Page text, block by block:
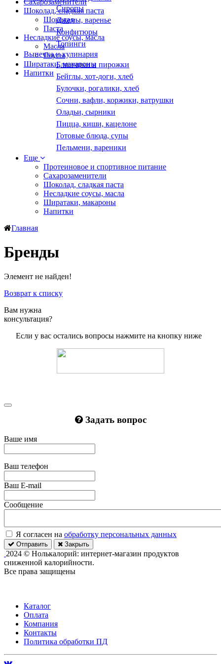
Сахарозаменители
Шоколад, сладкая паста
Шоколад
Паста
Несладкие соусы, масла
Масла
Соусы
Ширатаки, макароны
Напитки
Сиропы
Джемы, варенье
Конфитюры
Топинги
Выпечка и кулинария
Блинчики и пирожки
Бейглы, хот-доги, хлеб
Булочки, рогалики, хлеб
Сочни, вафли, коржики, ватрушки
Оладьи, сырники
Пицца, киши, кацелоне
Готовые блюда, супы
Пельмени, вареники
Еще
Протеиновое и спортивное питание
Сахарозаменители
Шоколад, сладкая паста
Несладкие соусы, масла
Ширатаки, макароны
Напитки
Главная
Бренды
Элемент не найден!
Возврат к списку
Вам нужна
консультация?
Если у вас остались вопросы нажмите на кнопку ниже
Задать вопрос
Ваше имя
Ваш телефон
Ваш E-mail
Сообщение
Я согласен на обработку персональных данных
Отправить Закрыть
2024 © Нолькалорий: интернет-магазин продуктов
сниженной калорийности.
Все права защищены
Каталог
Оплата
Компания
Контакты
Политика обработки ПД